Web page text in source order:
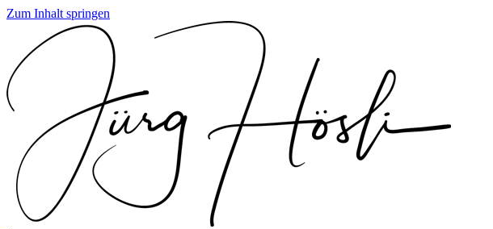
Zum Inhalt springen